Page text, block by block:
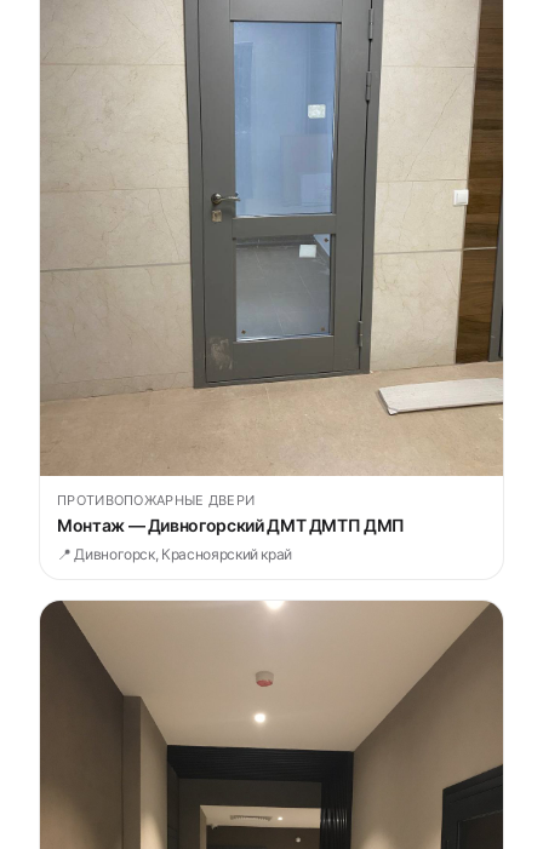
ПРОТИВОПОЖАРНЫЕ ДВЕРИ
Монтаж — Дивногорский ДМТ ДМТП ДМП
📍 Дивногорск, Красноярский край